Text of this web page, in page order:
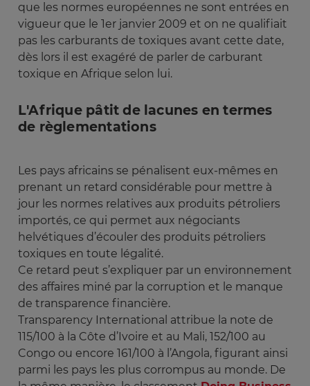
que les normes européennes ne sont entrées en
vigueur que le 1er janvier 2009 et on ne qualifiait
pas les carburants de toxiques avant cette date,
dès lors il est exagéré de parler de carburant
toxique en Afrique selon lui.
L'Afrique pâtit de lacunes en termes
de règlementations
Les pays africains se pénalisent eux-mêmes en
prenant un retard considérable pour mettre à
jour les normes relatives aux produits pétroliers
importés, ce qui permet aux négociants
helvétiques d’écouler des produits pétroliers
toxiques en toute légalité.
Ce retard peut s’expliquer par un environnement
des affaires miné par la corruption et le manque
de transparence financière.
Transparency International attribue la note de
115/100 à la Côte d’Ivoire et au Mali, 152/100 au
Congo ou encore 161/100 à l’Angola, figurant ainsi
parmi les pays les plus corrompus au monde. De